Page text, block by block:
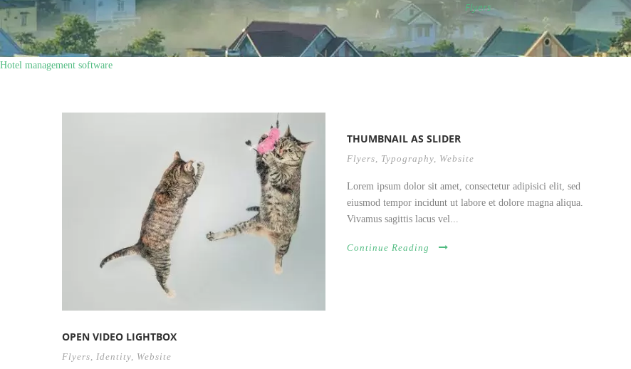
Flyers
Hotel management software
OPEN VIDEO LIGHTBOX
Flyers Identity Website
THUMBNAIL AS SLIDER
Flyers, Typography, Website
Lorem ipsum dolor sit amet, consectetur adipisici elit, sed
eiusmod tempor incidunt ut labore et dolore magna aliqua.
Vivamus sagittis lacus vel...
Continue Reading